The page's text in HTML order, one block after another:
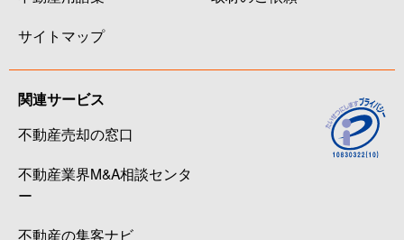
サイトマップ
関連サービス
不動産売却の窓口
不動産業界M&A相談センタ
ー
不動産の集客ナビ